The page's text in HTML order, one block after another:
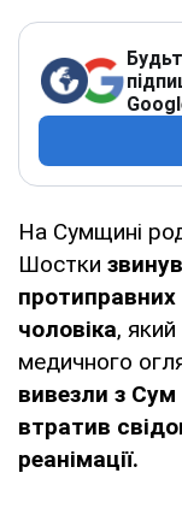
На Сумщині
Шостки
протиправних
чоловіка,
медичного
вивезли з
втратив
реанімації.